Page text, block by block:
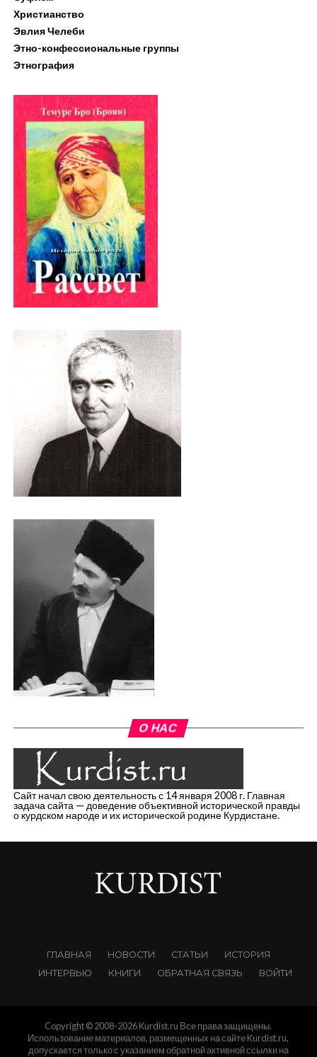
Христианство
Эвлия Челеби
Этно-конфессиональные группы
Этнография
О НАС
Сайт начал свою деятельность с 14 января 2008 г. Главная
задача сайта — доведение объективной исторической правды
о курдском народе и их исторической родине Курдистане.
ГЛАВНАЯ НОВОСТИ СТАТЬИ
ИСТОРИЯ
ИНТЕРВЬЮ
КНИГИ ОБРАТНАЯ СВЯЗЬ ВОЙТИ
Copyright © 2008-2026 Kurdist.ru Все права защищены.
Использование материалов, размещенных на сайте Kurdist.ru,
допускается только с указанием обратной активной ссылки на